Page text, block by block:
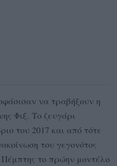
να τραβήξουν η
Φιξ. Το ζευγάρι
του 2017 και από τότε
του γεγονότος
το πρώην μοντέλο